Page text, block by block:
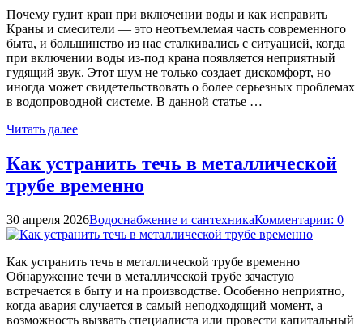
Почему гудит кран при включении воды и как исправить
Краны и смесители — это неотъемлемая часть современного
быта, и большинство из нас сталкивались с ситуацией, когда
при включении воды из-под крана появляется неприятный
гудящий звук. Этот шум не только создает дискомфорт, но
иногда может свидетельствовать о более серьезных проблемах
в водопроводной системе. В данной статье …
Читать далее
Как устранить течь в металлической
трубе временно
30 апреля 2026Водоснабжение и сантехникаКомментарии: 0
Как устранить течь в металлической трубе временно
Обнаружение течи в металлической трубе зачастую
встречается в быту и на производстве. Особенно неприятно,
когда авария случается в самый неподходящий момент, а
возможность вызвать специалиста или провести капитальный